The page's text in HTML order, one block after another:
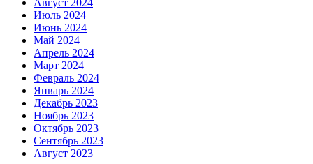
Август 2024
Июль 2024
Июнь 2024
Май 2024
Апрель 2024
Март 2024
Февраль 2024
Январь 2024
Декабрь 2023
Ноябрь 2023
Октябрь 2023
Сентябрь 2023
Август 2023